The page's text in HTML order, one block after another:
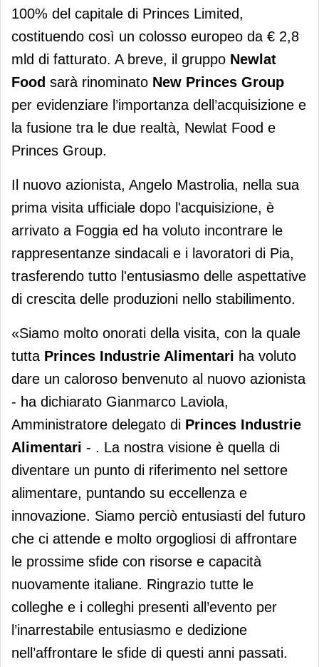
100% del capitale di Princes Limited,
costituendo così un colosso europeo da € 2,8
mld di fatturato. A breve, il gruppo Newlat
Food sarà rinominato New Princes Group
per evidenziare l’importanza dell’acquisizione e
la fusione tra le due realtà, Newlat Food e
Princes Group.
Il nuovo azionista, Angelo Mastrolia, nella sua
prima visita ufficiale dopo l'acquisizione, è
arrivato a Foggia ed ha voluto incontrare le
rappresentanze sindacali e i lavoratori di Pia,
trasferendo tutto l'entusiasmo delle aspettative
di crescita delle produzioni nello stabilimento.
«Siamo molto onorati della visita, con la quale
tutta Princes Industrie Alimentari ha voluto
dare un caloroso benvenuto al nuovo azionista
- ha dichiarato Gianmarco Laviola,
Amministratore delegato di Princes Industrie
Alimentari - . La nostra visione è quella di
diventare un punto di riferimento nel settore
alimentare, puntando su eccellenza e
innovazione. Siamo perciò entusiasti del futuro
che ci attende e molto orgogliosi di affrontare
le prossime sfide con risorse e capacità
nuovamente italiane. Ringrazio tutte le
colleghe e i colleghi presenti all’evento per
l’inarrestabile entusiasmo e dedizione
nell’affrontare le sfide di questi anni passati.